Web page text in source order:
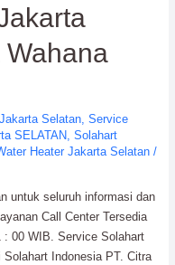
Selatan, Service
SELATAN, Solahart
Heater Jakarta Selatan/
untuk seluruh informasi dan
Call Center Tersedia
00 WIB. Service Solahart
Indonesia PT. Citra